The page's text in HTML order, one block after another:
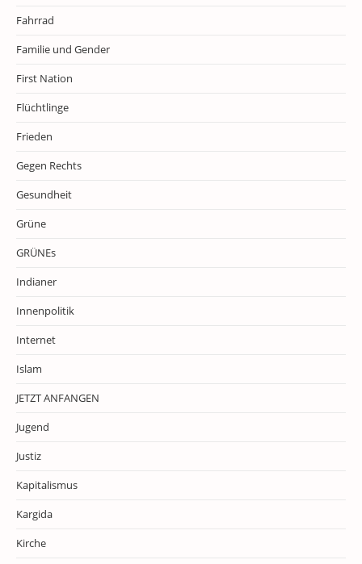
Fahrrad
Familie und Gender
First Nation
Flüchtlinge
Frieden
Gegen Rechts
Gesundheit
Grüne
GRÜNEs
Indianer
Innenpolitik
Internet
Islam
JETZT ANFANGEN
Jugend
Justiz
Kapitalismus
Kargida
Kirche